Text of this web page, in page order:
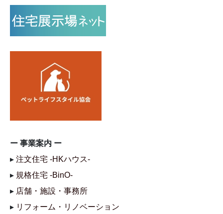
ー 事業案内 ー
▸ 注文住宅 -HKハウス-
▸ 規格住宅 -BinO-
▸ 店舗・施設・事務所
▸ リフォーム・リノベーション